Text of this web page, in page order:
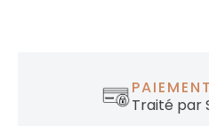
Traité par